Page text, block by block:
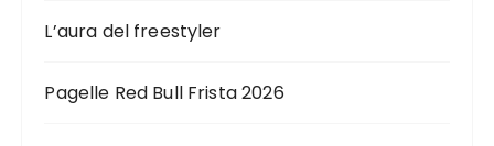
L’aura del freestyler
Pagelle Red Bull Frista 2026